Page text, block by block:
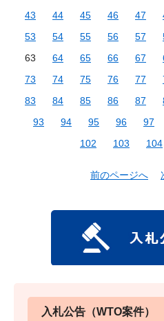
43
44 45 46 47
53
54 55 56 57
63
64 65 66 67
73
74 75 76 77
83
84 85 86 87
93
94 95 96 97
102
103 104
前のページへ
入札公告（WTO案件）